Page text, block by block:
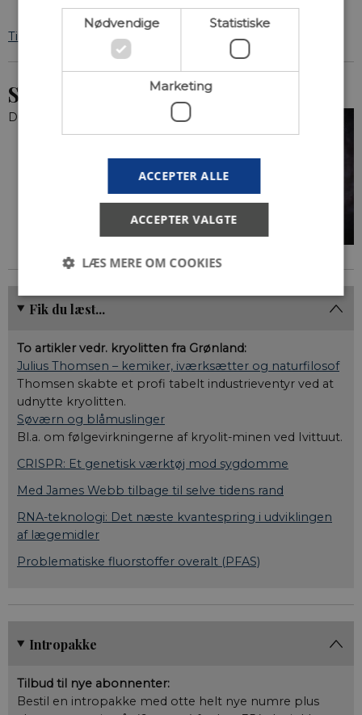
Tilbage til oversigten over blad nr. 2-2025
Se hele bladet
Du kan hente blad nr. 2-2025 som pdf
Fik du læst...
To artikler vedr. kryolitten fra Grønland:
Julius Thomsen – kemiker, iværksætter og naturfilosof
Thomsen skabte et profi tabelt industrieventyr ved at
udnytte kryolitten.
Søværn og blåmuslinger
Bl.a. om følgevirkningerne af kryolit-minen ved Ivittuut.
CRISPR: Et genetisk værktøj mod sygdomme
Med James Webb tilbage til selve tidens rand
RNA-teknologi: Det næste kvantespring i udviklingen
af lægemidler
Problematiske fluorstoffer overalt (PFAS)
Intropakke
Tilbud til nye abonnenter:
Bestil en intropakke med otte helt nye numre plus
Nødvendige Statistiske
Marketing
ACCEPTER ALLE
ACCEPTER VALGTE
LÆS MERE OM COOKIES
Nødvendige cookies hjælper med at gøre
hjemmesiden brugbar ved at aktivere nogle
grundlæggende funktioner som navigation mm.
Hjemmesiden kan ikke fungerer uden disse cookies.
Navn
__cf_bm
Cloudflare Inc.
CookieScriptConsent
CookieScript